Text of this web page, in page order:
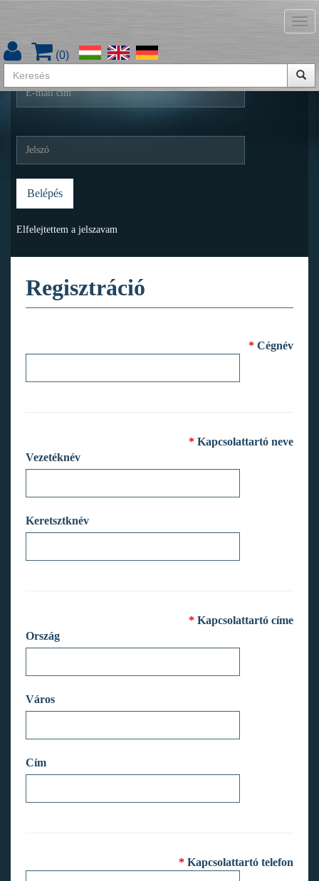
(0)
Belépés
Belépés
Elfelejtettem a jelszavam
Regisztráció
* Cégnév
* Kapcsolattartó neve
Vezetéknév
Keretsztknév
* Kapcsolattartó címe
Ország
Város
Cím
* Kapcsolattartó telefon